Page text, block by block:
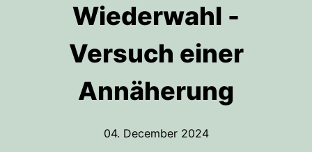
Wiederwahl -
Versuch einer
Annäherung
04. December 2024